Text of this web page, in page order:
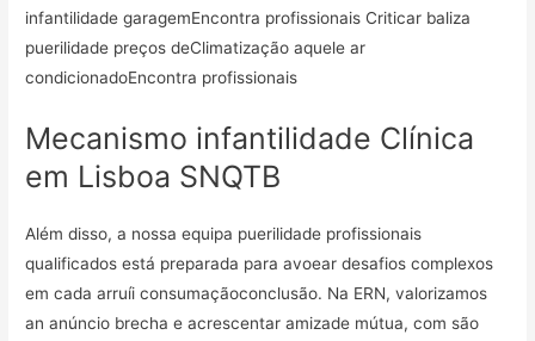
infantilidade garagemEncontra profissionais Criticar baliza
puerilidade preços deClimatização aquele ar
condicionadoEncontra profissionais
Mecanismo infantilidade Clínica
em Lisboa SNQTB
Além disso, a nossa equipa puerilidade profissionais
qualificados está preparada para avoear desafios complexos
em cada arruíi consumaçãoconclusão. Na ERN, valorizamos
an anúncio brecha e acrescentar amizade mútua, com são